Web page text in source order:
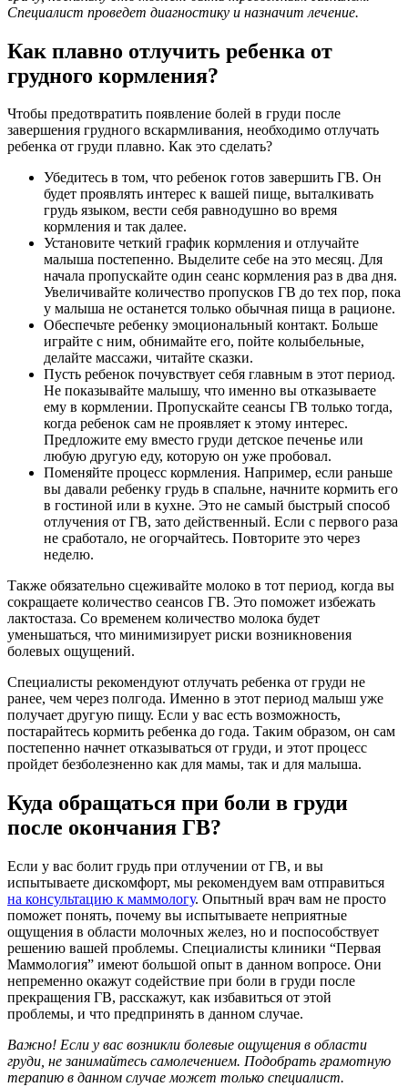
Специалист проведет диагностику и назначит лечение.
Как плавно отлучить ребенка от
грудного кормления?
Чтобы предотвратить появление болей в груди после
завершения грудного вскармливания, необходимо отлучать
ребенка от груди плавно. Как это сделать?
Убедитесь в том, что ребенок готов завершить ГВ. Он
будет проявлять интерес к вашей пище, выталкивать
грудь языком, вести себя равнодушно во время
кормления и так далее.
Установите четкий график кормления и отлучайте
малыша постепенно. Выделите себе на это месяц. Для
начала пропускайте один сеанс кормления раз в два дня.
Увеличивайте количество пропусков ГВ до тех пор, пока
у малыша не останется только обычная пища в рационе.
Обеспечьте ребенку эмоциональный контакт. Больше
играйте с ним, обнимайте его, пойте колыбельные,
делайте массажи, читайте сказки.
Пусть ребенок почувствует себя главным в этот период.
Не показывайте малышу, что именно вы отказываете
ему в кормлении. Пропускайте сеансы ГВ только тогда,
когда ребенок сам не проявляет к этому интерес.
Предложите ему вместо груди детское печенье или
любую другую еду, которую он уже пробовал.
Поменяйте процесс кормления. Например, если раньше
вы давали ребенку грудь в спальне, начните кормить его
в гостиной или в кухне. Это не самый быстрый способ
отлучения от ГВ, зато действенный. Если с первого раза
не сработало, не огорчайтесь. Повторите это через
неделю.
Также обязательно сцеживайте молоко в тот период, когда вы
сокращаете количество сеансов ГВ. Это поможет избежать
лактостаза. Со временем количество молока будет
уменьшаться, что минимизирует риски возникновения
болевых ощущений.
Специалисты рекомендуют отлучать ребенка от груди не
ранее, чем через полгода. Именно в этот период малыш уже
получает другую пищу. Если у вас есть возможность,
постарайтесь кормить ребенка до года. Таким образом, он сам
постепенно начнет отказываться от груди, и этот процесс
пройдет безболезненно как для мамы, так и для малыша.
Куда обращаться при боли в груди
после окончания ГВ?
Если у вас болит грудь при отлучении от ГВ, и вы
испытываете дискомфорт, мы рекомендуем вам отправиться
на консультацию к маммологу. Опытный врач вам не просто
поможет понять, почему вы испытываете неприятные
ощущения в области молочных желез, но и поспособствует
решению вашей проблемы. Специалисты клиники “Первая
Маммология” имеют большой опыт в данном вопросе. Они
непременно окажут содействие при боли в груди после
прекращения ГВ, расскажут, как избавиться от этой
проблемы, и что предпринять в данном случае.
Важно! Если у вас возникли болевые ощущения в области
груди, не занимайтесь самолечением. Подобрать грамотную
терапию в данном случае может только специалист.